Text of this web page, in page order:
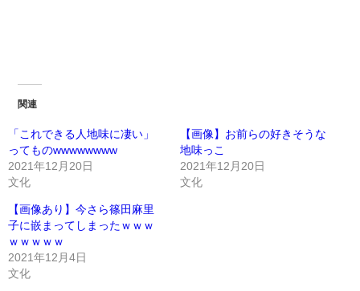
関連
「これできる人地味に凄い」
ってものwwwwwwww
2021年12月20日
文化
【画像】お前らの好きそうな
地味っこ
2021年12月20日
文化
【画像あり】今さら篠田麻里
子に嵌まってしまったｗｗｗ
ｗｗｗｗｗ
2021年12月4日
文化